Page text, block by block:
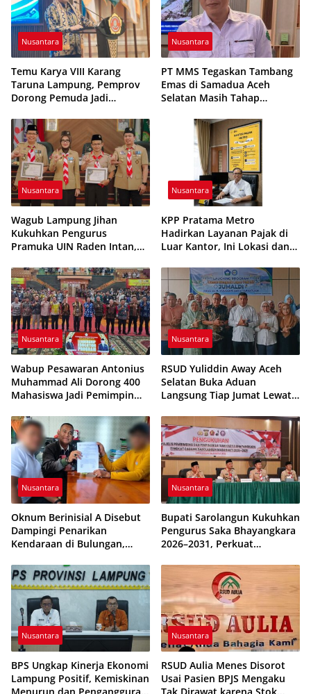
Nusantara
Temu Karya VIII Karang
Taruna Lampung, Pemprov
Dorong Pemuda Jadi
Nusantara
PT MMS Tegaskan Tambang
Emas di Samadua Aceh
Selatan Masih Tahap
Nusantara
Wagub Lampung Jihan
Kukuhkan Pengurus
Pramuka UIN Raden Intan,
Karakter Generasi Muda
Nusantara
KPP Pratama Metro
Hadirkan Layanan Pajak di
Luar Kantor, Ini Lokasi dan
Nusantara
Wabup Pesawaran Antonius
Muhammad Ali Dorong 400
Mahasiswa Jadi Pemimpin
Nusantara
RSUD Yuliddin Away Aceh
Selatan Buka Aduan
Langsung Tiap Jumat Lewat
Nusantara
Oknum Berinisial A Disebut
Dampingi Penarikan
Kendaraan di Bulungan,
Nusantara
Bupati Sarolangun Kukuhkan
Pengurus Saka Bhayangkara
2026–2031, Perkuat
Generasi Muda
Nusantara
BPS Ungkap Kinerja Ekonomi
Lampung Positif, Kemiskinan
Nusantara
RSUD Aulia Menes Disorot
Usai Pasien BPJS Mengaku